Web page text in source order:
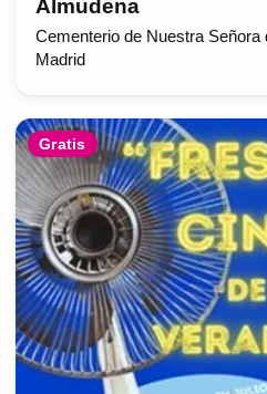
Almudena
Cementerio de Nuestra Señora
Madrid
Gratis